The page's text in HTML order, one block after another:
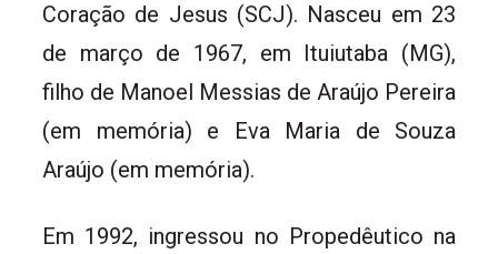
Coração de Jesus (SCJ). Nasceu em 23
de março de 1967, em Ituiutaba (MG),
filho de Manoel Messias de Araújo Pereira
(em memória) e Eva Maria de Souza
Araújo (em memória).
Em 1992, ingressou no Propedêutico na